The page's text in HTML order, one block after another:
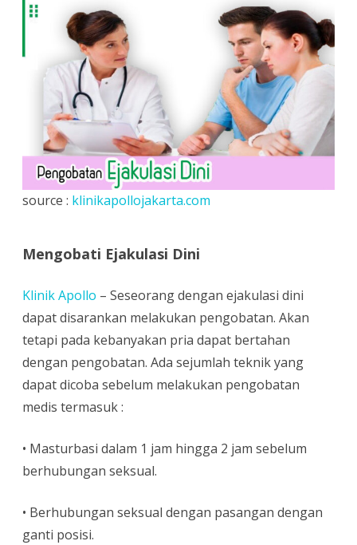
source : klinikapollojakarta.com
Mengobati Ejakulasi Dini
Klinik Apollo – Seseorang dengan ejakulasi dini
dapat disarankan melakukan pengobatan. Akan
tetapi pada kebanyakan pria dapat bertahan
dengan pengobatan. Ada sejumlah teknik yang
dapat dicoba sebelum melakukan pengobatan
medis termasuk :
• Masturbasi dalam 1 jam hingga 2 jam sebelum
berhubungan seksual.
• Berhubungan seksual dengan pasangan dengan
ganti posisi.